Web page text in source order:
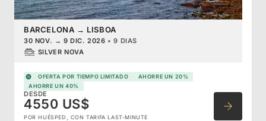
BARCELONA → LISBOA
30 NOV. → 9 DIC. 2026 •9 DIAS
SILVER NOVA
OFERTA POR TIEMPO LIMITADO
AHORRE UN 20%
AHORRE UN 40%
DESDE
4550 US$
POR HUÉSPED, CON TARIFA LAST-MINUTE